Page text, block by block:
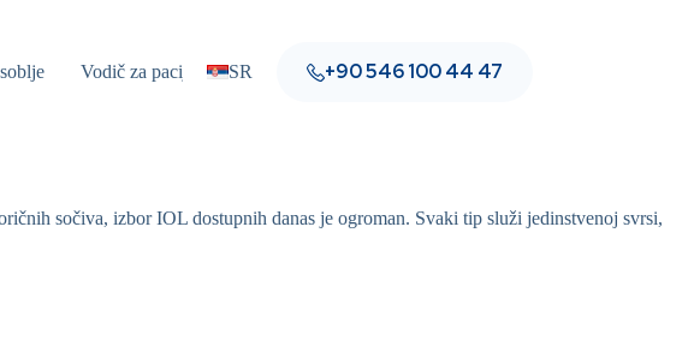
Vodič za pacijente Blog Kontakt
SR +90 546 100 44 47
sočiva, izbor IOL dostupnih danas je ogroman. Svaki tip služi jedinstvenoj svrsi,